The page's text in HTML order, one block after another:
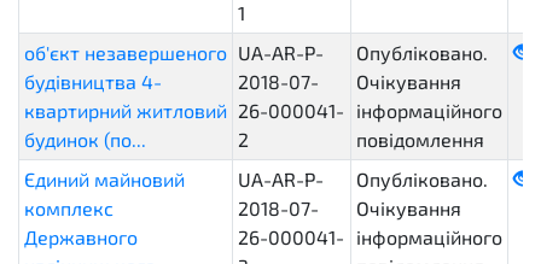
1
об'єкт незавершеного
будівництва 4-
квартирний житловий
будинок (по...
UA-AR-P-
2018-07-
26-000041-
2
Опубліковано.
Очікування
інформаційного
повідомлення
Єдиний майновий
комплекс
Державного
UA-AR-P-
2018-07-
26-000041-
Опубліковано.
Очікування
інформаційного